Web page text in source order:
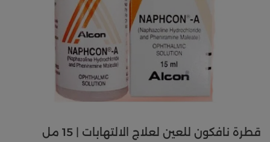
قطرة نافكون للعين لعلاج الالتهابات | 15 مل